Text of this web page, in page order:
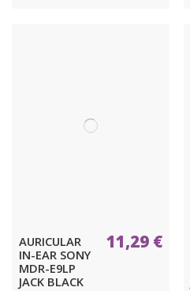
AURICULAR
IN-EAR SONY
MDR-E9LP
JACK BLACK
11,29 €